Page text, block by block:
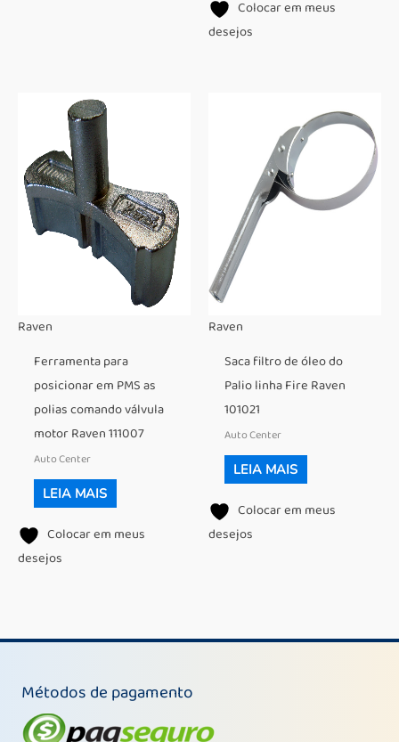
Colocar em meus
desejos
Raven
Ferramenta para
posicionar em PMS as
polias comando válvula
motor Raven 111007
Auto Center
LEIA MAIS
Colocar em meus
desejos
Raven
Saca filtro de óleo do
Palio linha Fire Raven
101021
Auto Center
LEIA MAIS
Colocar em meus
desejos
Métodos de pagamento